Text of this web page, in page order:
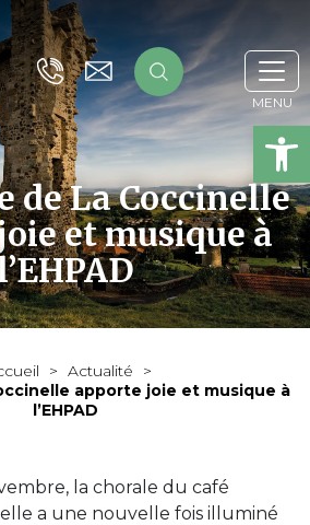
de La Coccinelle
et musique à
> Actualité
>
apporte joie et musique à
l’EHPAD
la chorale du café
a une nouvelle fois illuminé